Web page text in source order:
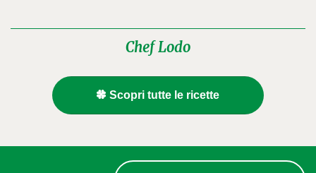
Chef Lodo
Scopri tutte le ricette